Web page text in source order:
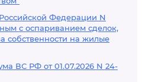
Федерации N
с оспариванием сделок,
собственности на жилые
ВС РФ от 01.07.2026 N 24-